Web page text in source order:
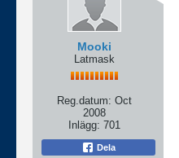
Mooki
Latmask
Reg.datum: Oct
2008
Inlägg: 701
Dela